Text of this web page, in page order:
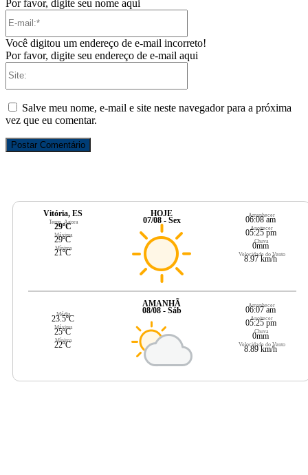
Por favor, digite seu nome aqui
Você digitou um endereço de e-mail incorreto!
Por favor, digite seu endereço de e-mail aqui
Salve meu nome, e-mail e site neste navegador para a próxima
vez que eu comentar.
Vitória, ES
Temp. Agora
29ºC
Máxima
29ºC
Mínima
21ºC
HOJE
07/08 - Sex
Amanhecer
06:08 am
Anoitecer
05:25 pm
Chuva
0mm
Velocidade do Vento
8.97 km/h
Média
23.5ºC
Máxima
25ºC
Mínima
22ºC
AMANHÃ
08/08 - Sáb
Amanhecer
06:07 am
Anoitecer
05:25 pm
Chuva
0mm
Velocidade do Vento
8.89 km/h